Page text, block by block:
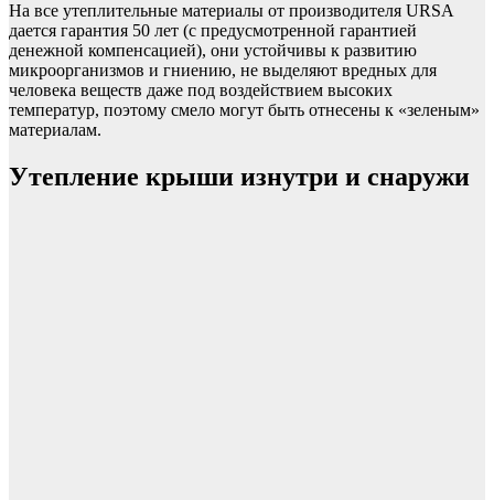
На все утеплительные материалы от производителя URSA
дается гарантия 50 лет (с предусмотренной гарантией
денежной компенсацией), они устойчивы к развитию
микроорганизмов и гниению, не выделяют вредных для
человека веществ даже под воздействием высоких
температур, поэтому смело могут быть отнесены к «зеленым»
материалам.
Утепление крыши изнутри и снаружи